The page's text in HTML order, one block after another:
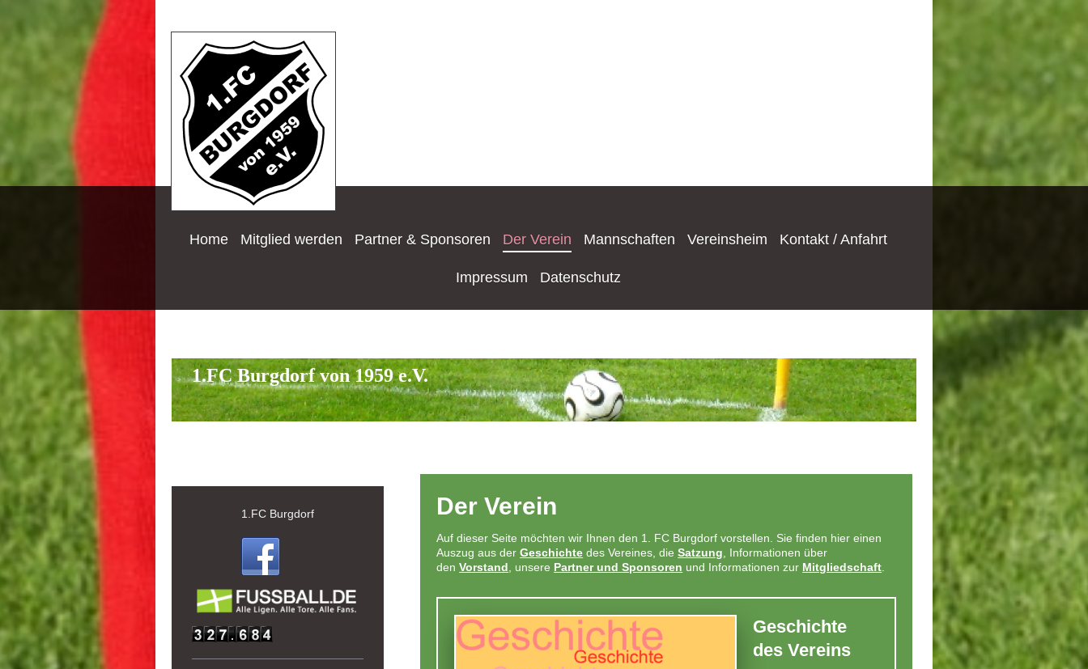
Home Mitglied werden Partner & Sponsoren Der Verein Mannschaften Vereinsheim Kontakt / Anfahrt
Impressum Datenschutz
1.FC Burgdorf von 1959 e.V.
Der Verein
Auf dieser Seite möchten wir Ihnen den 1. FC Burgdorf vorstellen. Sie finden hier einen
Auszug aus derGeschichte des Vereines, dieSatzung , Informationen über
denVorstand , unsere Partner und Sponsoren und Informationen zur Mitgliedschaft
Geschichte
des Vereins
1.FC Burgdorf